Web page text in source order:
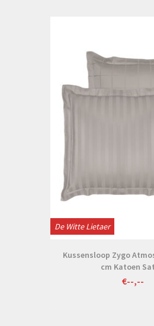
De Witte Lietaer
Kussensloop Zygo
cm Katoen
€--,--